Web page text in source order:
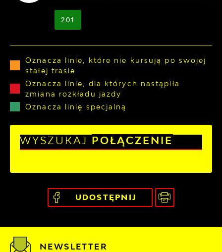
201
Oznacza linie, które nie kursują po swojej
stałej trasie
Oznacza linie, dla których nastąpiła
zmiana rozkładu jazdy
Oznacza linię specjalną
WYSZUKAJ POŁĄCZENIE
UDOSTĘPNIJ
NEWSLETTER